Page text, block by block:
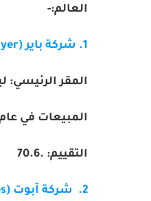
العالم:-
1. شركة باير (
المقر الرئيسي:
المبيعات في عام
التقييم: 70.6.
2. شركة آبوت (